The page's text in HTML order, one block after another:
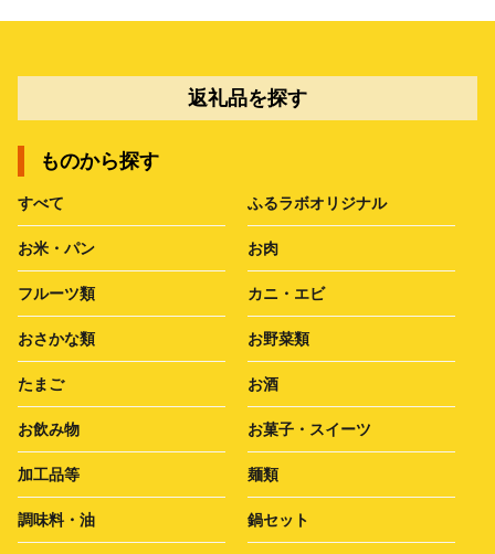
返礼品を探す
ものから探す
すべて ふるラボオリジナル
お米・パン お肉
フルーツ類 カニ・エビ
おさかな類 お野菜類
たまご お酒
お飲み物 お菓子・スイーツ
加工品等 麺類
調味料・油 鍋セット